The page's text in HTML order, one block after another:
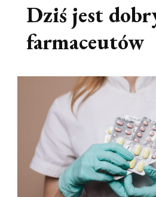
Dziś jest
farmaceutów